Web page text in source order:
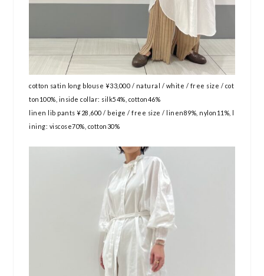
cotton satin long blouse ¥33,000 / natural / white / free size / cot
ton100%, inside collar: silk54%, cotton46%
linen lib pants ¥28,600 / beige / free size / linen89%, nylon11%, l
ining: viscose70%, cotton30%